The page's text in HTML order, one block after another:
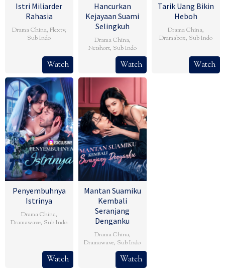
Istri Miliarder
Rahasia
Drama China, Flextv,
Sub Indo
Watch
Hancurkan
Kejayaan Suami
Selingkuh
Drama China,
Netshort, Sub Indo
Watch
Tarik Uang Bikin
Heboh
Drama China,
Dramabox, Sub Indo
Watch
Penyembuhnya
Istrinya
Drama China,
Dramawave, Sub Indo
Watch
Mantan Suamiku
Kembali
Seranjang
Denganku
Drama China,
Dramawave, Sub Indo
Watch